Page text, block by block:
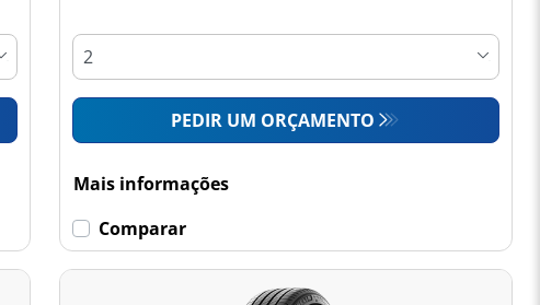
PEDIR UM ORÇAMENTO
Mais informações
Comparar